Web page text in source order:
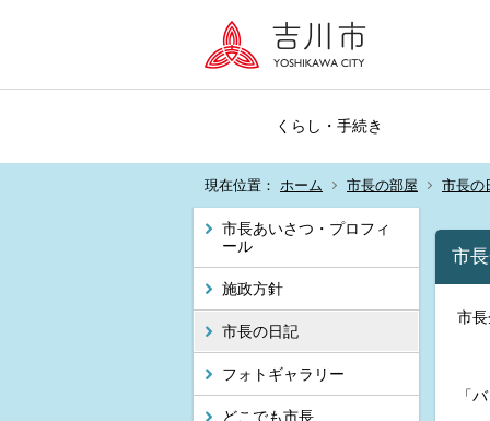
くらし・手続き
現在位置： ホーム 市長の部屋 市長の
市長あいさつ・プロフィ
ール
施政方針
市長の日記
フォトギャラリー
どこでも市長
市
市
「